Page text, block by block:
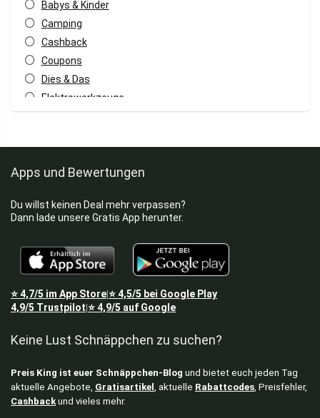
Babys & Kinder
Camping
Cashback
Coupons
Dies & Das
Elektrowerkzeuge
Energy Drinks
Fan Merch
Fritteusen
Gaming Stühle
Garten & Baumarkt
Gartenmöbel
Gewinnspiele
Haushaltsgeräte
Hoch­druck­rei­ni­ger
Apps und Bewertungen
Du willst keinen Deal mehr verpassen?
Dann lade unsere Gratis App herunter.
⭐4,7/5 im App Store⭐4,5/5 bei Google Play
4,9/5 Trustpilot ⭐4,9/5 auf Google
Keine Lust Schnäppchen zu suchen?
Preis King ist euer Schnäppchen-Blog und bietet euch jeden Tag
aktuelle Angebote, Gratisartikel , aktuelle Rabattcodes, Preisfehler,
Cashbackund vieles mehr.